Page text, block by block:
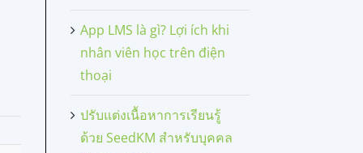
App LMS là gì? Lợi ích khi
nhân viên học trên điện
thoại
ปรับแต่งเนื้อหาการเรียนรู้
ด้วย SeedKM สำหรับบุคคล